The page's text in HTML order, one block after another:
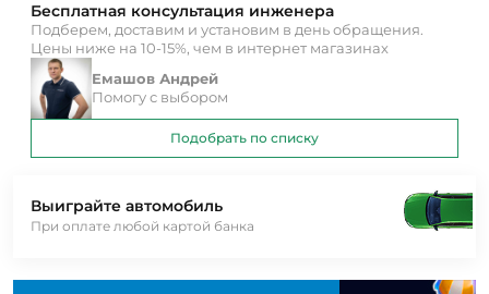
Выиграйте автомобиль
При оплате любой картой банка
Бесплатная консультация инженера
Подберем, доставим и установим в день обращения.
Цены ниже на 10-15%, чем в интернет магазинах
Емашов Андрей
Помогу с выбором
Подобрать по списку